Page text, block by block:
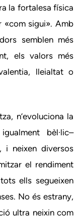
la fortalesa física
«com sigui». Amb
semblen més
els valors més
lleialtat o
n’evoluciona la
bèl·lic–
i neixen diversos
el rendiment
ells segueixen
No és estrany,
ultra neixin com